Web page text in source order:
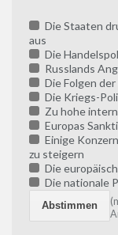
Die Staaten
aus
Die
Russlands
Die Folgen
Die Kriegs-
Zu hohe
Europas
Einige
zu steigern
Die
Die nationale